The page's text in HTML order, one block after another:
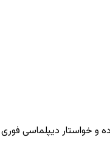
و خواستار دیپلماسی